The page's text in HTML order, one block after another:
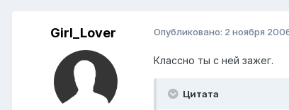
Girl_Lover Опубликовано: 2 ноября
Классно ты с ней зажег.
Цитата